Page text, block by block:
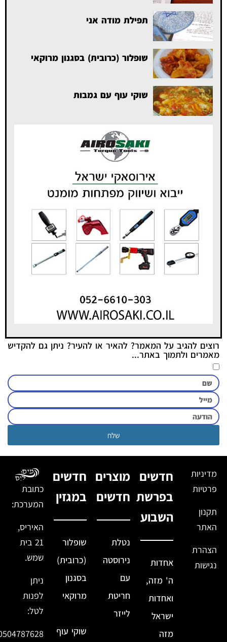
תפילת מודה אני
שופלור (כרובית) בסגנון מרוקאי
שוקי עוף עם גמבות
רוצים להגיב על המאמר? להאיר או להעיר? ניתן גם להקדיש
מאמרים ולתמוך באתר...
שלח
מדיניות
פרטיות
תקנון
האתר
הצהרת
נגישות
חדשים
בפרשת
השבוע
אחדות
ה' מזה,
ואחדות
ישראל
מזה
מוצרים
חדשים
נטלת
נירוסטה
עם
חריטת
לייזר
חדשים
במגזין
שופלור
(כרובית)
בסגנון
מרוקאי
שוקי עוף
כתובת
המערכת:
האיריס,
21 בית
שמש.
ניתן
לפנות
לטל: